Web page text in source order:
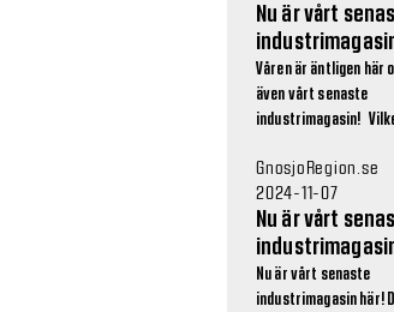
Nu är vårt
Våren är äntligen här
även vårt senaste
industrimagasin!
GnosjoRegion.se
2024-11-07
Nu är vårt
Nu är vårt senaste
industrimagasin här!